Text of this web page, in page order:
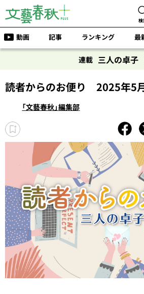
動画 記事 ランキング 最
連載 三人の卓子
読者からのお便り 2025年5
「文藝春秋」編集部